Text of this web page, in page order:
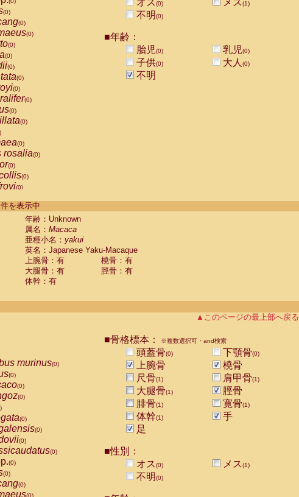
(0)
(0)
(0)
(0)
(0)
(0)
(0)
(0)
(0)
(0)
(0)
(0)
rosalia(0)
(0)
(0)
(0)
(0)
(0)
(1)
(0)
(0)
(0)
(0)
(0)
(0)
cana
rubicundus
オス(0) メス(1)
不明(0)
■年齢：
胎児(0) 乳児(0)
子供(0) 大人 (0)
不明
を表示中
年齢：Unknown
属名： Macaca
亜種小名： yakui
英名：Japanese Yaku-Macaque
上腕骨：有
橈骨：有
大腿骨：有
脛骨：有
体幹：有
▲このページの最上部へ戻る
murinus(0)
(0)
(0)
(0)
(0)
(0)
(0)
(0)
(0)
(0)
(0)
(0)
■骨格標本： ※複数選択可・and検索
頭蓋骨(0) 下顎骨(0)
上腕骨
橈骨
尺骨(1) 肩甲骨(1)
大腿骨(1)
脛骨
腓骨(1) 寛骨(1)
体幹(1)
手
足
■性別：
オス(0) メス(1)
不明(0)